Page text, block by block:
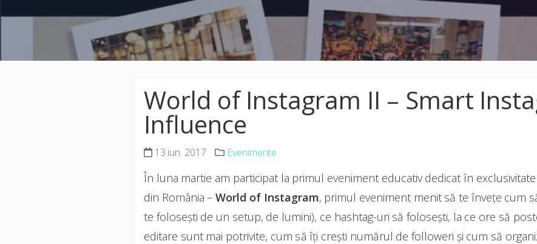
World of Instagram II – Smart
Influence
13 iun. 2017 Evenimente
În luna martie am participat la primul eveniment educativ dedicat în
din România – World of Instagram, primul eveniment menit să te învețe cum
te folosești de un setup, de lumini), ce hashtag-uri să folosești, la ce ore să
editare sunt mai potrivite, cum să îți crești numărul de followeri și cum să